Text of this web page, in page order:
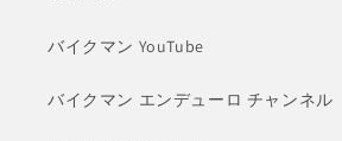
バイクマン YouTube
バイクマン エンデューロ チャンネル